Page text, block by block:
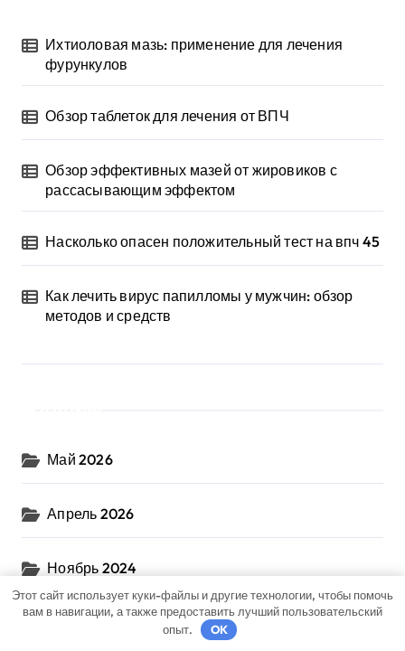
Ихтиоловая мазь: применение для лечения
фурункулов
Обзор таблеток для лечения от ВПЧ
Обзор эффективных мазей от жировиков с
рассасывающим эффектом
Насколько опасен положительный тест на впч 45
Как лечить вирус папилломы у мужчин: обзор
методов и средств
Май 2026
Апрель 2026
Ноябрь 2024
Октябрь 2024
Этот сайт использует куки-файлы и другие технологии, чтобы помочь
вам в навигации, а также предоставить лучший пользовательский
опыт.
OK